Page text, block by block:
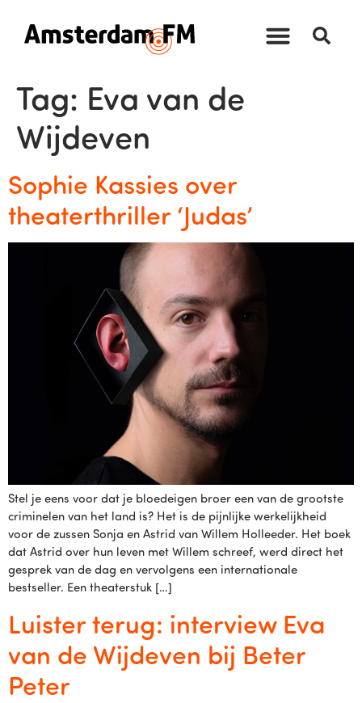
Tag: Eva van de
Wijdeven
Sophie Kassies over
theaterthriller ‘Judas’
Stel je eens voor dat je bloedeigen broer een van de grootste
criminelen van het land is? Het is de pijnlijke werkelijkheid
voor de zussen Sonja en Astrid van Willem Holleeder. Het boek
dat Astrid over hun leven met Willem schreef, werd direct het
gesprek van de dag en vervolgens een internationale
bestseller. Een theaterstuk […]
Luister terug: interview Eva
van de Wijdeven bij Beter
Peter